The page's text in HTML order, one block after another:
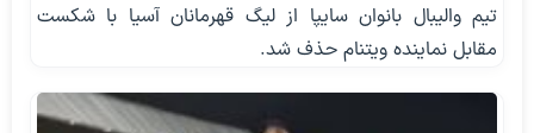
تیم والیبال بانوان سایپا از لیگ قهرمانان آسیا با شکست
مقابل نماینده ویتنام حذف شد.